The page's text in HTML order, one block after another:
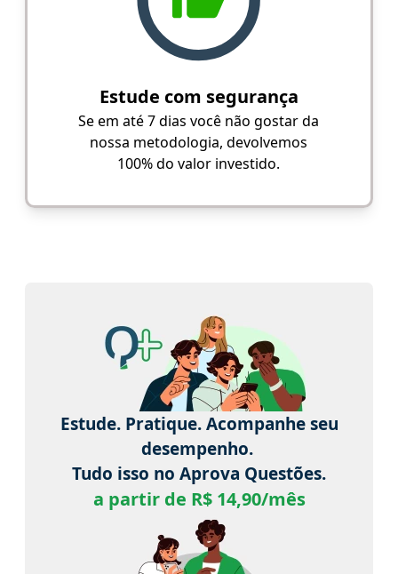
Estude com segurança
Se em até 7 dias você não gostar da
nossa metodologia, devolvemos
100% do valor investido.
Estude. Pratique. Acompanhe seu
desempenho.
Tudo isso no Aprova Questões.
a partir de R$ 14,90/mês